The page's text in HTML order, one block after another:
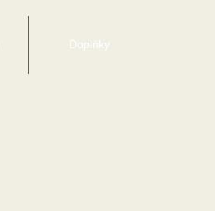
Doplňky